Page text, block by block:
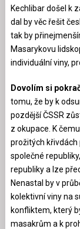
Kechlibar došel k
dal by věc řešit
tak by
Masarykovu
individuální viny,
Dovolím si
tomu, že by k
pozdější ČSSR
z okupace. K
prožitých
společné
republiky a lze
Nenastal by v
kolektivní viny na
konfliktem, který
masakrům a k